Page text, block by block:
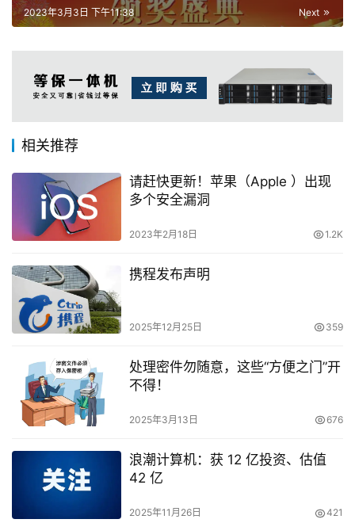
Next
2023年3月3日 下午11:38
相关推荐
请赶快更新！苹果（Apple ）出现
多个安全漏洞
2023年2月18日 1.2K
携程发布声明
2025年12月25日 359
处理密件勿随意，这些“方便之门”开
不得！
2025年3月13日 676
浪潮计算机：获 12 亿投资、估值
42 亿
2025年11月26日 421